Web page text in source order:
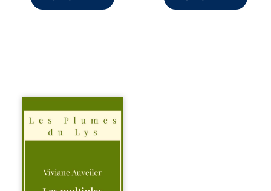
Trois récits, trois
existences saisies
à l’instant où tout
bascule. Une
l’apaisement, un